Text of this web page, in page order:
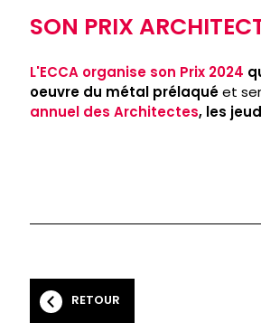
SON PRIX
L'ECCA organise son Prix 2024
oeuvre du métal prélaquéet
annuel des Architectes, les
RETOUR